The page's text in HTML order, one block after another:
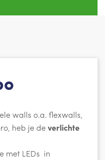
walls o.a. flexwalls,
heb je deverlichte
met LEDs in